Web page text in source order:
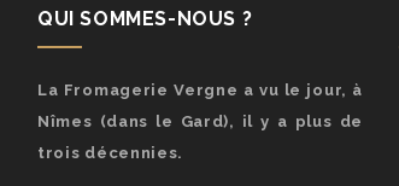
QUI SOMMES-NOUS ?
La Fromagerie Vergne a vu le jour, à
Nîmes (dans le Gard), il y a plus de
trois décennies.